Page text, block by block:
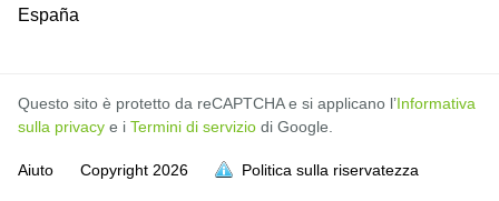
España
Questo sito è protetto da reCAPTCHA e si applicano l’Informativa
sulla privacy e i Termini di servizio di Google.
Aiuto Copyright 2026 Politica sulla riservatezza